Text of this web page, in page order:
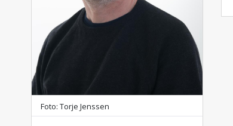
Foto: Torje Jenssen